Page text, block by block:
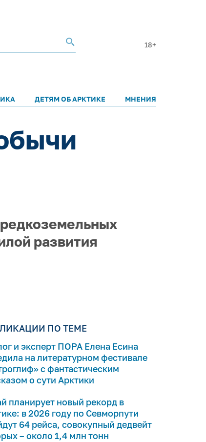
18+
ДЕТЯМ ОБ АРКТИКЕ МНЕНИЯ
развития
ПО ТЕМЕ
и эксперт ПОРА Елена Есина
на литературном фестивале
с фантастическим
о сути Арктики
планирует новый рекорд в
в 2026 году по Севморпути
64 рейса, совокупный дедвейт
– около 1,4 млн тонн